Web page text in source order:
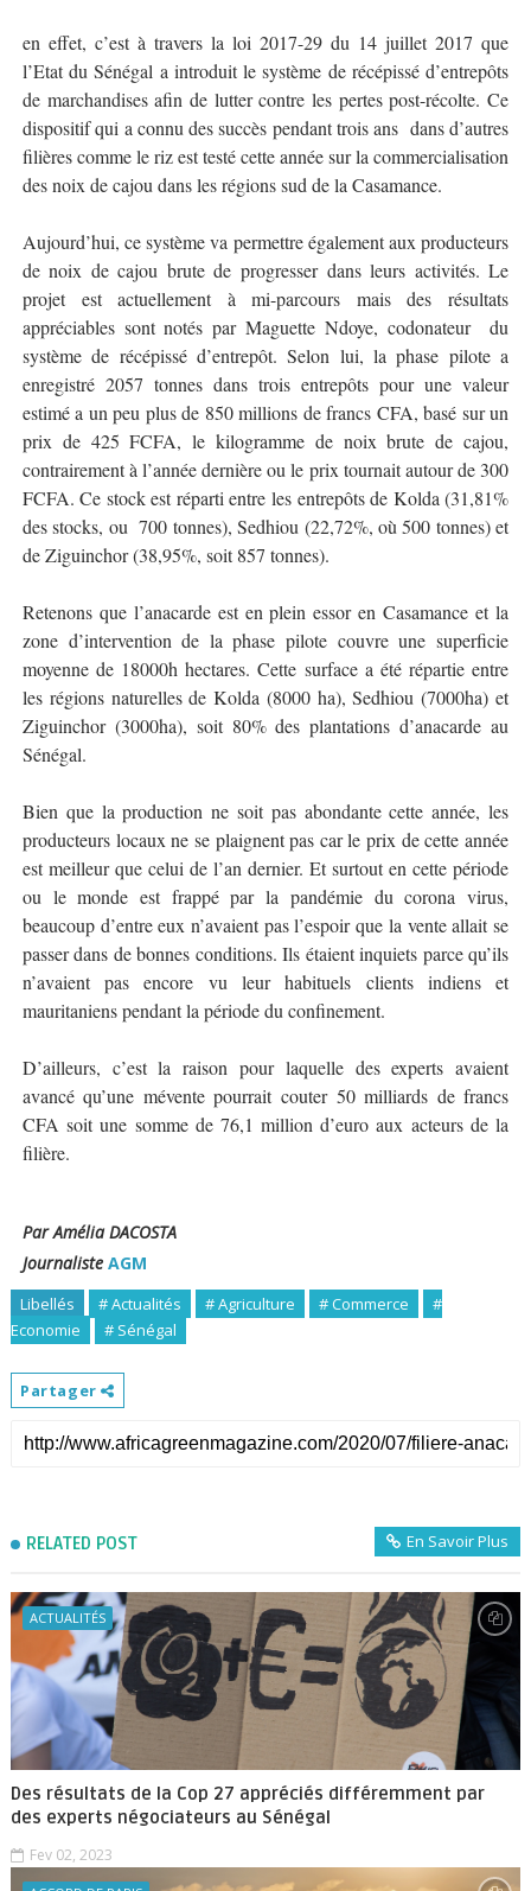
en effet, c’est à travers la loi 2017-29 du 14 juillet 2017 que
l’Etat du Sénégal a introduit le système de récépissé d’entrepôts
de marchandises afin de lutter contre les pertes post-récolte. Ce
dispositif qui a connu des succès pendant trois ans dans d’autres
filières comme le riz est testé cette année sur la commercialisation
des noix de cajou dans les régions sud de la Casamance.
Aujourd’hui, ce système va permettre également aux producteurs
de noix de cajou brute de progresser dans leurs activités. Le
projet est actuellement à mi-parcours mais des résultats
appréciables sont notés par Maguette Ndoye, codonateur
du
système de récépissé d’entrepôt. Selon lui, la phase pilote a
enregistré 2057 tonnes dans trois entrepôts pour une valeur
estimé a un peu plus de 850 millions de francs CFA, basé sur un
prix de 425 FCFA, le kilogramme de noix brute de cajou,
contrairement à l’année dernière ou le prix tournait autour de 300
FCFA. Ce stock est réparti entre les entrepôts de Kolda (31,81%
des stocks, ou 700 tonnes), Sedhiou (22,72%, où 500 tonnes) et
de Ziguinchor (38,95%, soit 857 tonnes).
Retenons que l’anacarde est en plein essor en Casamance et la
zone d’intervention de la phase pilote couvre une superficie
moyenne de 18000h hectares. Cette surface a été répartie entre
les régions naturelles de Kolda (8000 ha), Sedhiou (7000ha) et
Ziguinchor (3000ha), soit 80% des plantations d’anacarde au
Sénégal.
Bien que la production ne soit pas abondante cette année, les
producteurs locaux ne se plaignent pas car le prix de cette année
est meilleur que celui de l’an dernier. Et surtout en cette période
ou le monde est frappé par la pandémie du corona virus,
beaucoup d’entre eux n’avaient pas l’espoir que la vente allait se
passer dans de bonnes conditions. Ils étaient inquiets parce qu’ils
n’avaient pas encore vu leur habituels clients indiens et
mauritaniens pendant la période du confinement.
D’ailleurs, c’est la raison pour laquelle des experts avaient
avancé qu’une mévente pourrait couter 50 milliards de francs
CFA soit une somme de 76,1 million d’euro aux acteurs de la
filière.
Par Amélia DACOSTA
Journaliste AGM
Libellés # Actualités # Agriculture # Commerce
#
Economie
# Sénégal
Partager
RELATED POST En Savoir Plus
ACTUALITÉS
Des résultats de la Cop 27 appréciés différemment par
des experts négociateurs au Sénégal
Fev 02, 2023